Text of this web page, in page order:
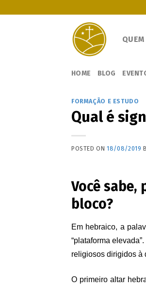
HOME BLOG
FORMAÇÃO E ESTUDO
Qual é
POSTED ON18/08/2019
Você
bloco?
Em hebraico, a
“plataforma
religiosos dirigidos à
O primeiro altar